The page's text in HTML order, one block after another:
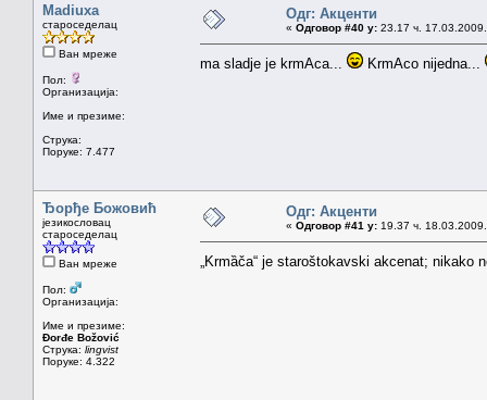
Madiuxa
староседелац
Ван мреже
Пол:
Организација:
Име и презиме:
Струка:
Поруке: 7.477
Одг: Акценти
« Одговор #40 у: 23.17 ч.
ma sladje je krmAca... KrmAco nijedna...
Ђорђе Божовић
језикословац
староседелац
Ван мреже
Пол:
Организација:
Име и презиме:
Đorđe Božović
Струка: lingvist
Поруке: 4.322
Одг: Акценти
« Одговор #41 у: 19.37 ч.
„Krmȁča“ je staroštokavski akcenat;